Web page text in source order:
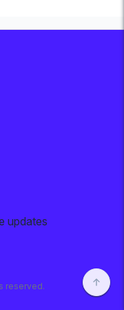
updates
reserved.